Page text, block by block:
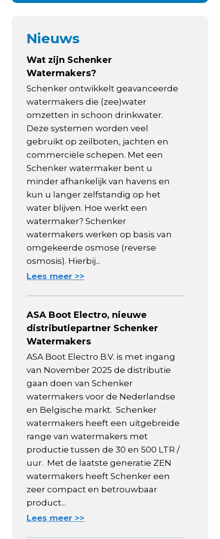
Nieuws
Wat zijn Schenker
Watermakers?
Schenker ontwikkelt geavanceerde
watermakers die (zee)water
omzetten in schoon drinkwater.
Deze systemen worden veel
gebruikt op zeilboten, jachten en
commerciële schepen. Met een
Schenker watermaker bent u
minder afhankelijk van havens en
kun u langer zelfstandig op het
water blijven. Hoe werkt een
watermaker? Schenker
watermakers werken op basis van
omgekeerde osmose (reverse
osmosis). Hierbij...
Lees meer >>
ASA Boot Electro, nieuwe
distributiepartner Schenker
Watermakers
ASA Boot Electro B.V. is met ingang
van November 2025 de distributie
gaan doen van Schenker
watermakers voor de Nederlandse
en Belgische markt. Schenker
watermakers heeft een uitgebreide
range van watermakers met
productie tussen de 30 en 500 LTR /
uur. Met de laatste generatie ZEN
watermakers heeft Schenker een
zeer compact en betrouwbaar
product...
Lees meer >>